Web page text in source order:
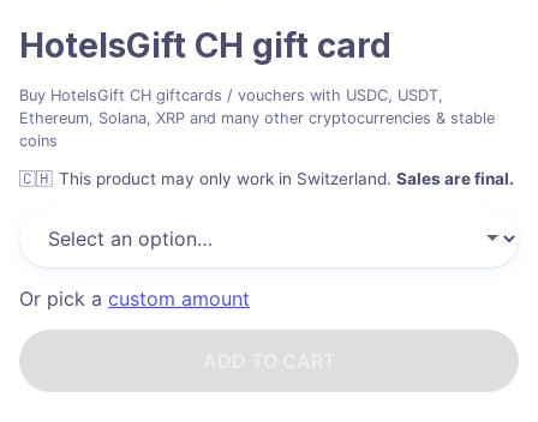
HotelsGift CH gift card
Buy HotelsGift CH giftcards / vouchers with USDC, USDT,
Ethereum, Solana, XRP and many other cryptocurrencies & stable
coins
🇨🇭 This product may only work in Switzerland. Sales are final.
Or pick a custom amount